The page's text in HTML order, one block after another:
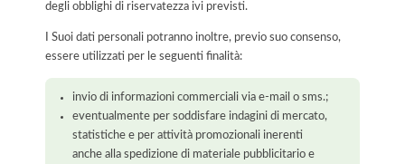
degli obblighi di riservatezza ivi previsti.
I Suoi dati personali potranno inoltre, previo suo consenso,
essere utilizzati per le seguenti finalità:
invio di informazioni commerciali via e-mail o sms.;
eventualmente per soddisfare indagini di mercato,
statistiche e per attività promozionali inerenti
anche alla spedizione di materiale pubblicitario e